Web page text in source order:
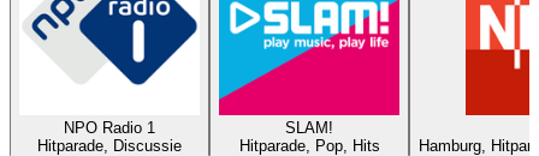
NPO Radio 1
Hitparade, Discussie
SLAM!
Hitparade, Pop, Hits
Hamburg,